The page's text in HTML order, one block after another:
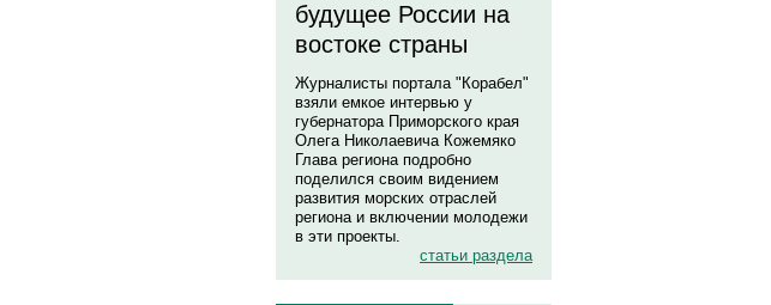
будущее России на
востоке страны
Журналисты портала "Корабел"
взяли емкое интервью у
губернатора Приморского края
Олега Николаевича Кожемяко
Глава региона подробно
поделился своим видением
развития морских отраслей
региона и включении молодежи
в эти проекты.
статьи раздела